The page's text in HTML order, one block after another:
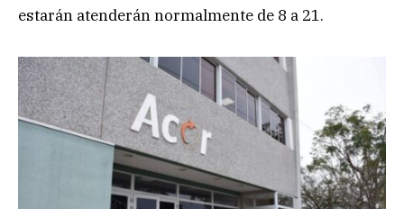
estarán atenderán normalmente de 8 a 21.